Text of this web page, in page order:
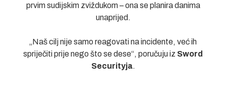
prvim sudijskim zviždukom – ona se planira danima
unaprijed.
„Naš cilj nije samo reagovati na incidente, već ih
spriječiti prije nego što se dese“, poručuju iz Sword
Securityja.